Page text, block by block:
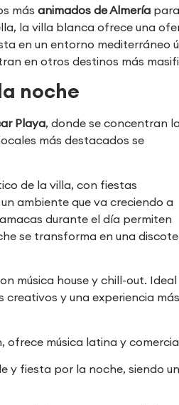
más animados de Almería
la villa blanca ofrece una
en un entorno mediterráneo
en otros destinos más
noche
Playa, donde se concentran la
más destacados se
de la villa, con fiestas
ambiente que va creciendo a
durante el día permiten
se transforma en una
música house y chill-out. Ideal
creativos y una experiencia más
ofrece música latina y
y fiesta por la noche, siendo